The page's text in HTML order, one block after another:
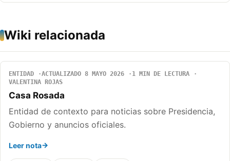
Wiki relacionada
ENTIDAD ACTUALIZADO 8 MAYO 2026
1 MIN DE LECTURA
VALENTINA ROJAS
Casa Rosada
Entidad de contexto para noticias sobre Presidencia,
Gobierno y anuncios oficiales.
Leer nota